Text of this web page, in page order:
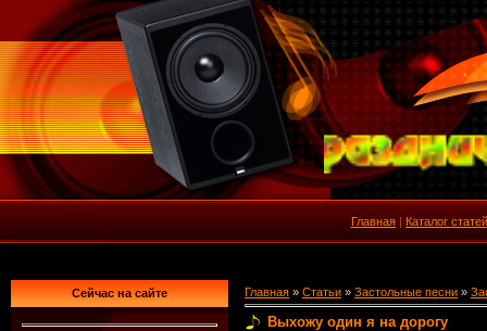
Главная | Каталог статей
Сейчас на сайте Главная » Статьи » Застольные песни »
Выхожу один я на дорогу